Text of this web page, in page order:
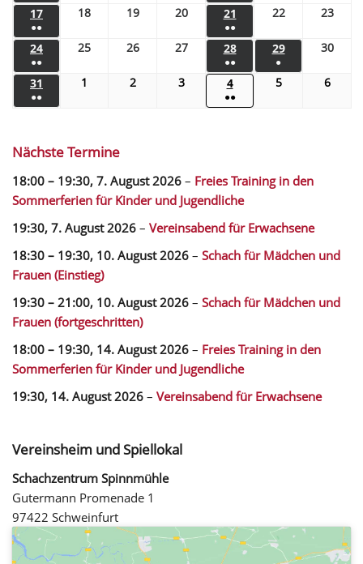
17
●●
18 19 20 21
●●
22 23
24
●●
25 26 27 28
●●
29
●
30
31
●●
1 2 3 4
●●
5 6
Nächste Termine
18:00 – 19:30, 7. August 2026 – Freies Training in den
Sommerferien für Kinder und Jugendliche
19:30, 7. August 2026 – Vereinsabend für Erwachsene
18:30 – 19:30, 10. August 2026 – Schach für Mädchen und
Frauen (Einstieg)
19:30 – 21:00, 10. August 2026 – Schach für Mädchen und
Frauen (fortgeschritten)
18:00 – 19:30, 14. August 2026 – Freies Training in den
Sommerferien für Kinder und Jugendliche
19:30, 14. August 2026 – Vereinsabend für Erwachsene
Vereinsheim und Spiellokal
Schachzentrum Spinnmühle
Gutermann Promenade 1
97422 Schweinfurt